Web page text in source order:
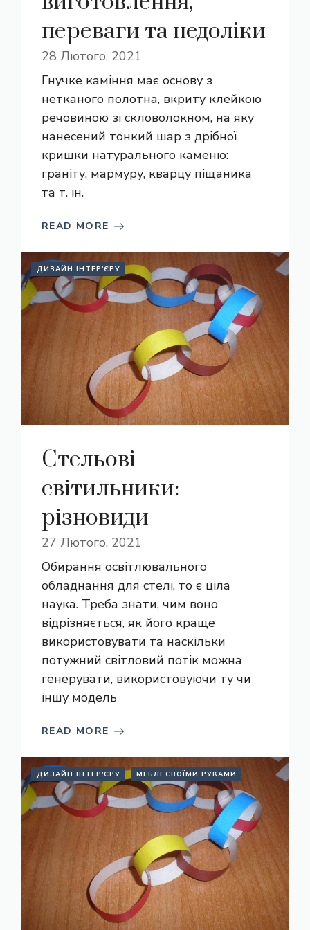
переваги та недоліки
28 Лютого, 2021
Гнучке каміння має основу з
нетканого полотна, вкриту клейкою
речовиною зі скловолокном, на яку
нанесений тонкий шар з дрібної
кришки натурального каменю:
граніту, мармуру, кварцу піщаника
та т. ін.
READ MORE
ДИЗАЙН ІНТЕР'ЄРУ
Стельові
світильники:
різновиди
27 Лютого, 2021
Обирання освітлювального
обладнання для стелі, то є ціла
наука. Треба знати, чим воно
відрізняється, як його краще
використовувати та наскільки
потужний світловий потік можна
генерувати, використовуючи ту чи
іншу модель
READ MORE
ДИЗАЙН ІНТЕР'ЄРУ МЕБЛІ СВОЇМИ РУКАМИ